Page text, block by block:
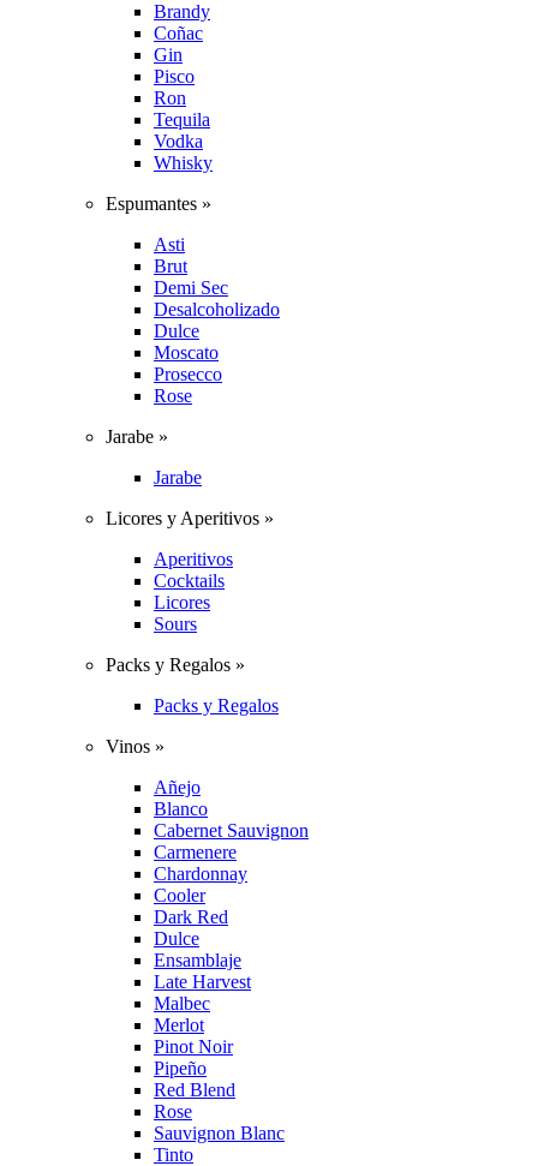
Brandy
Coñac
Gin
Pisco
Ron
Tequila
Vodka
Whisky
Espumantes »
Asti
Brut
Demi Sec
Desalcoholizado
Dulce
Moscato
Prosecco
Rose
Jarabe »
Jarabe
Licores y Aperitivos »
Aperitivos
Cocktails
Licores
Sours
Packs y Regalos »
Packs y Regalos
Vinos »
Añejo
Blanco
Cabernet Sauvignon
Carmenere
Chardonnay
Cooler
Dark Red
Dulce
Ensamblaje
Late Harvest
Malbec
Merlot
Pinot Noir
Pipeño
Red Blend
Rose
Sauvignon Blanc
Tinto